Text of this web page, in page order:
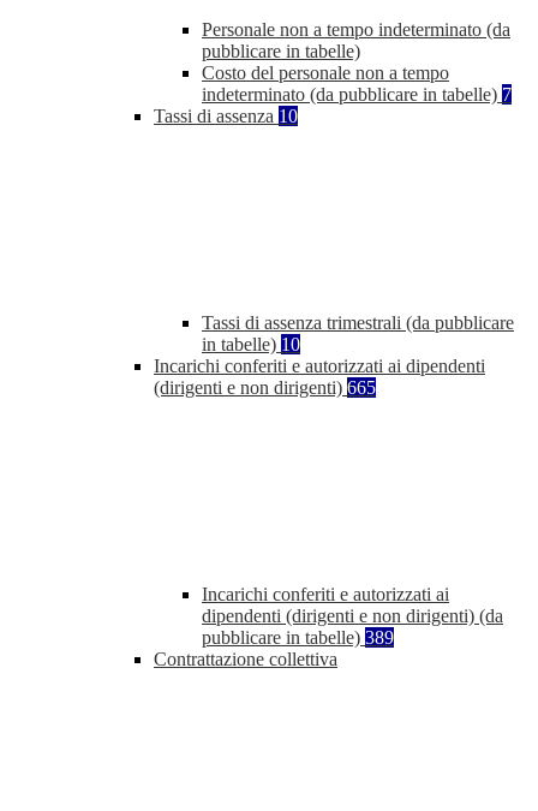
Personale non a tempo indeterminato (da
pubblicare in tabelle)
Costo del personale non a tempo
indeterminato (da pubblicare in tabelle) 7
Tassi di assenza 10
Tassi di assenza trimestrali (da pubblicare
in tabelle) 10
Incarichi conferiti e autorizzati ai dipendenti
(dirigenti e non dirigenti) 665
Incarichi conferiti e autorizzati ai
dipendenti (dirigenti e non dirigenti) (da
pubblicare in tabelle) 389
Contrattazione collettiva